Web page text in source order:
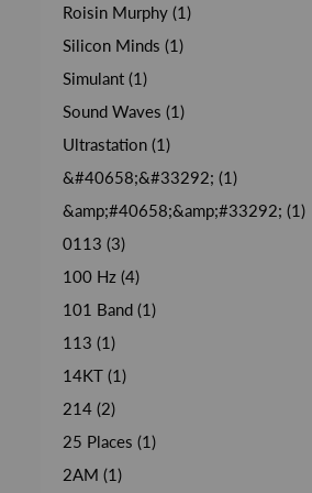
Roisin Murphy (1)
Silicon Minds (1)
Simulant (1)
Sound Waves (1)
Ultrastation (1)
&#40658;&#33292; (1)
&amp;#40658;&amp;#33292; (1)
0113 (3)
100 Hz (4)
101 Band (1)
113 (1)
14KT (1)
214 (2)
25 Places (1)
2AM (1)